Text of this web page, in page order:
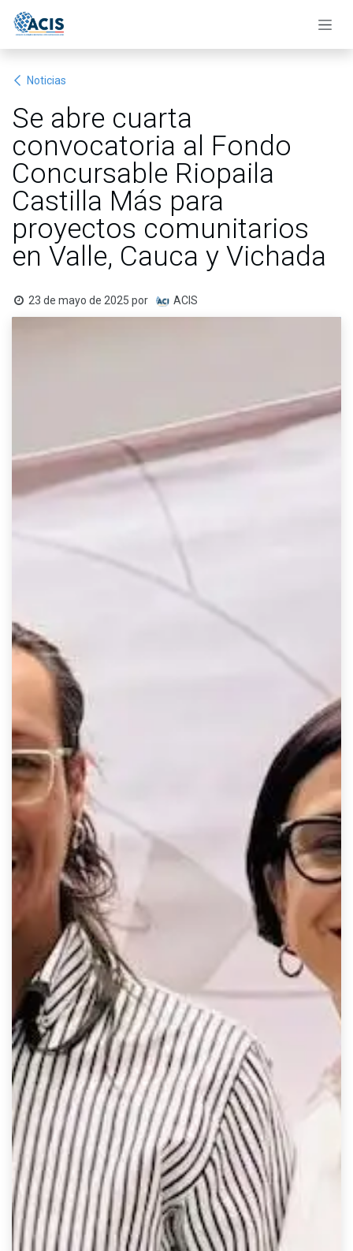
Noticias
Se abre cuarta
convocatoria al Fondo
Concursable Riopaila
Castilla Más para
proyectos comunitarios
en Valle, Cauca y Vichada
23 de mayo de 2025 por ACIS